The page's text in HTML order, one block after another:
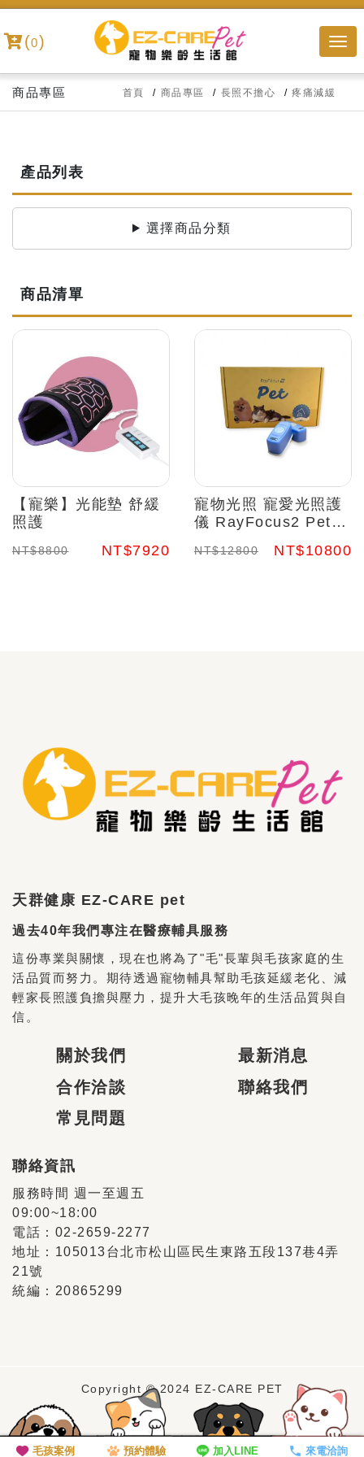
(0)
商品專區 首頁 商品專區 長照不擔心 疼痛減緩
產品列表
選擇商品分類
商品清單
【寵樂】光能墊 舒緩
照護
NT$8800 NT$7920
寵物光照 寵愛光照護
儀 RayFocus2 Pet
NT$12800 NT$10800
天群健康 EZ-CARE pet
過去40年我們專注在醫療輔具服務
這份專業與關懷，現在也將為了"毛"長輩與毛孩家庭的生
活品質而努力。期待透過寵物輔具幫助毛孩延緩老化、減
輕家長照護負擔與壓力，提升大毛孩晚年的生活品質與自
信。
關於我們
合作洽談
常見問題
最新消息
聯絡我們
聯絡資訊
服務時間 週一至週五
09:00~18:00
電話：02-2659-2277
地址：105013台北市松山區民生東路五段137巷4弄
21號
統編：20865299
Copyright © 2024 EZ-CARE PET
毛孩案例 預約體驗 加入LINE 來電洽詢